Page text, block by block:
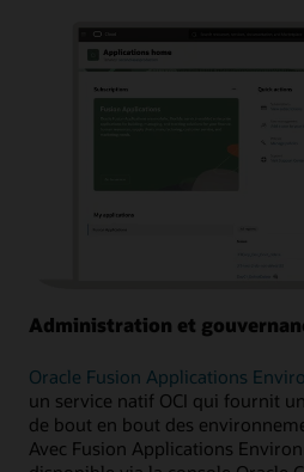
Administration et
Oracle Fusion Applications
un service natif OCI qui fournit
de bout en bout des
Avec Fusion Applications